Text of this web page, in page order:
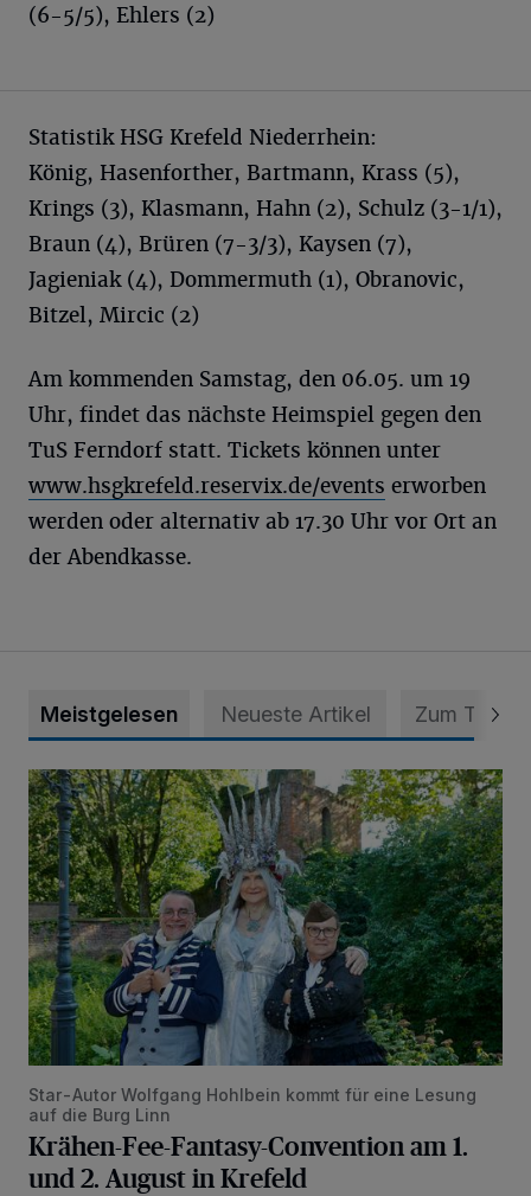
(6-5/5), Ehlers (2)
Statistik HSG Krefeld Niederrhein:
König, Hasenforther, Bartmann, Krass (5),
Krings (3), Klasmann, Hahn (2), Schulz (3-1/1),
Braun (4), Brüren (7-3/3), Kaysen (7),
Jagieniak (4), Dommermuth (1), Obranovic,
Bitzel, Mircic (2)
Am kommenden Samstag, den 06.05. um 19
Uhr, findet das nächste Heimspiel gegen den
TuS Ferndorf statt. Tickets können unter
www.hsgkrefeld.reservix.de/events erworben
werden oder alternativ ab 17.30 Uhr vor Ort an
der Abendkasse.
Meistgelesen Neueste Artikel Zum Thema
Krähen-Fee-Fantasy-Convention am 1. und 2. August in
Star-Autor Wolfgang Hohlbein kommt für eine Lesung
auf die Burg Linn
Krähen-Fee-Fantasy-Convention am 1.
und 2. August in Krefeld